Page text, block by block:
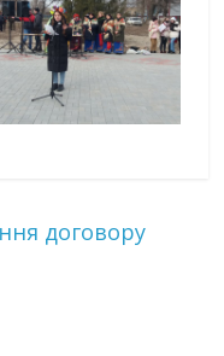
договору